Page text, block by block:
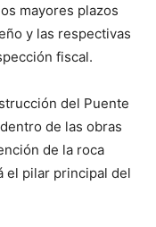
mayores plazos
y las respectivas
fiscal.
del Puente
de las obras
de la roca
el pilar principal del